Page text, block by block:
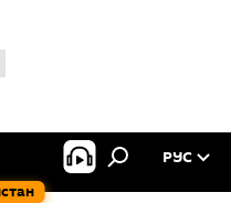
РУС